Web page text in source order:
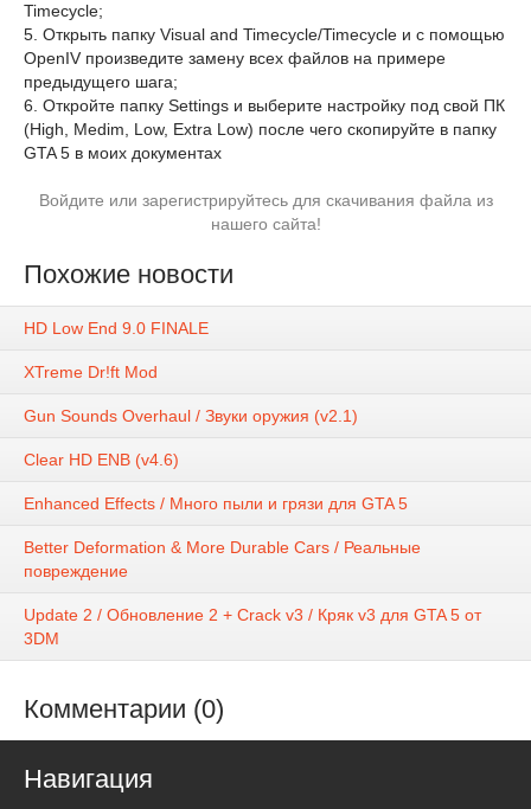
Timecycle;
5. Открыть папку Visual and Timecycle/Timecycle и с помощью
OpenIV произведите замену всех файлов на примере
предыдущего шага;
6. Откройте папку Settings и выберите настройку под свой ПК
(High, Medim, Low, Extra Low) после чего скопируйте в папку
GTA 5 в моих документах
Войдите или зарегистрируйтесь для скачивания файла из
нашего сайта!
Похожие новости
HD Low End 9.0 FINALE
XTreme Dr!ft Mod
Gun Sounds Overhaul / Звуки оружия (v2.1)
Clear HD ENB (v4.6)
Enhanced Effects / Много пыли и грязи для GTA 5
Better Deformation & More Durable Cars / Реальные
повреждение
Update 2 / Обновление 2 + Crack v3 / Кряк v3 для GTA 5 от
3DM
Комментарии (0)
Навигация